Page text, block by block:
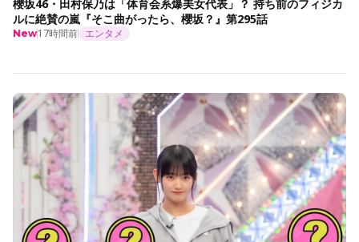
櫻坂46・田村保乃は「体育会系爆美女代表」？ 持ち前のフィジカ
ルに絶賛の嵐『そこ曲がったら、櫻坂？』第295話
New17時間前 エンタメ